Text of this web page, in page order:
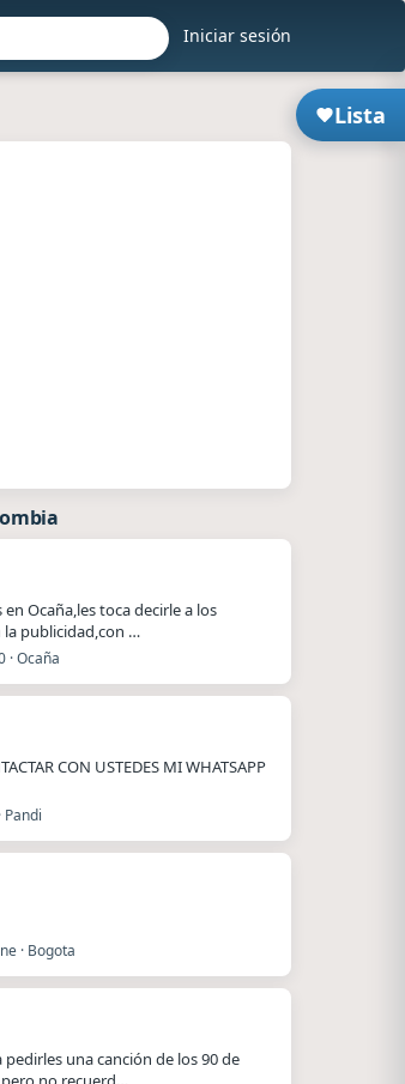
Iniciar sesión
Lista
Ocaña,les toca decirle a los
la publicidad,con …
· Ocaña
CON USTEDES MI WHATSAPP
Pandi
· Bogota
una canción de los 90 de